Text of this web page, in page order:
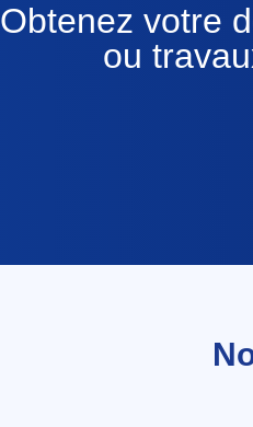
Obtenez votre
ou